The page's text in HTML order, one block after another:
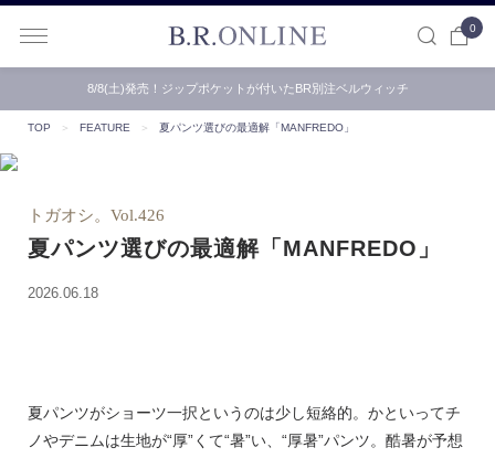
0
8/8(土)発売！ジップポケットが付いたBR別注ベルウィッチ
TOP ＞ FEATURE ＞ 夏パンツ選びの最適解「MANFREDO」
トガオシ。Vol.426
夏パンツ選びの最適解「MANFREDO」
2026.06.18
夏パンツがショーツ一択というのは少し短絡的。かといってチ
ノやデニムは生地が“厚”くて“暑”い、“厚暑”パンツ。酷暑が予想